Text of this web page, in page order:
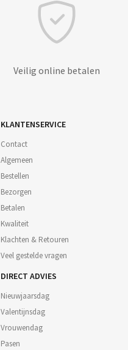
Veilig online betalen
KLANTENSERVICE
Contact
Algemeen
Bestellen
Bezorgen
Betalen
Kwaliteit
Klachten & Retouren
Veel gestelde vragen
DIRECT ADVIES
Nieuwjaarsdag
Valentijnsdag
Vrouwendag
Pasen